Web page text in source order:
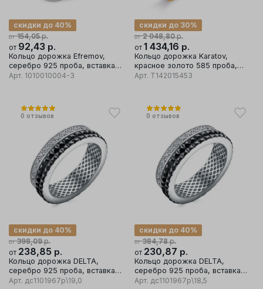
от 154,05р.
скидки до 40%
от 92,43 р.
Кольцо дорожка Efremov,
серебро 925 проба, вставка
фианит
Арт. 1010010004-3
от 2 048,80р.
скидки до 30%
от 1 434,16 р.
Кольцо дорожка Karatov,
красное золото 585 проба,
вставка фианит
Арт. Т142015453
0 отзывов
от 398,09р.
скидки до 40%
от 238,85 р.
Кольцо дорожка DELTA,
серебро 925 проба, вставка
фианит
Арт. дс1101967р\19,0
0 отзывов
от 384,78р.
скидки до 40%
от 230,87 р.
Кольцо дорожка DELTA,
серебро 925 проба, вставка
фианит
Арт. дс1101967р\18,5